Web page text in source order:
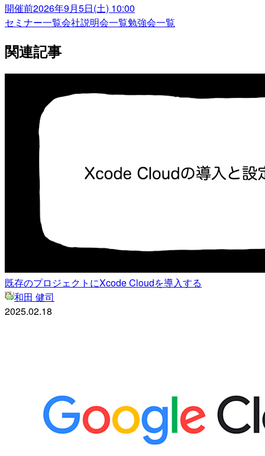
開催前2026年9月5日(土) 10:00
セミナー一覧会社説明会一覧勉強会一覧
関連記事
既存のプロジェクトにXcode Cloudを導入する
和田 健司
2025.02.18